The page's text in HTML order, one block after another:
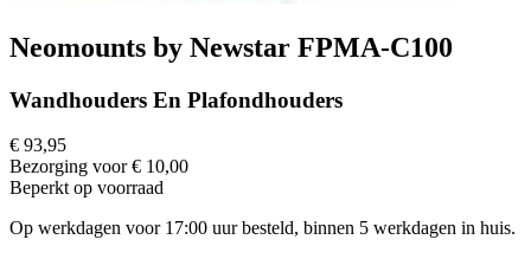
Neomounts by Newstar FPMA-C100
Wandhouders En Plafondhouders
€ 93,95
Bezorging voor € 10,00
Beperkt op voorraad
Op werkdagen voor 17:00 uur besteld, binnen 5 werkdagen in huis.